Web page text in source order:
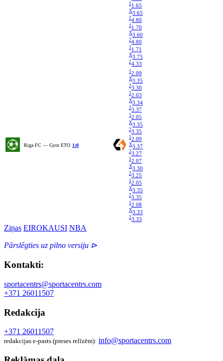
1 1.65
X3.65
24.80
1 1.70
X3.60
24.80
1 1.71
X3.75
24.33
Riga FC — Gyor ETO 1:0
12.09
X3.35
23.30
12.03
X3.34
23.37
12.05
X3.35
23.35
12.09
X3.37
23.27
12.07
X3.30
23.25
12.05
X3.35
23.35
12.08
X3.33
23.33
Ziņas EIROKAUSI NBA
Pārslēgties uz pilno versiju ⊳
Kontakti:
sportacentrs@sportacentrs.com
+371 26011507
Redakcija
+371 26011507
redakcijas e-pasts (preses relīzēm): info@sportacentrs.com